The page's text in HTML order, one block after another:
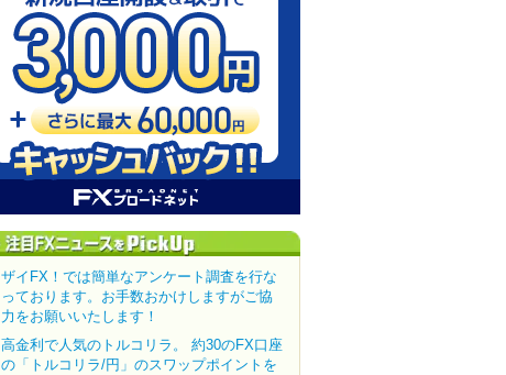
ザイFX！では簡単なアンケート調査を行な
っております。お手数おかけしますがご協
力をお願いいたします！
高金利で人気のトルコリラ。 約30のFX口座
の「トルコリラ/円」のスワップポイントを